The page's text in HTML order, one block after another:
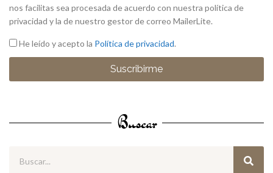
nos facilitas sea procesada de acuerdo con nuestra política de
privacidad y la de nuestro gestor de correo MailerLite.
He leído y acepto la Política de privacidad.
Suscribirme
Buscar